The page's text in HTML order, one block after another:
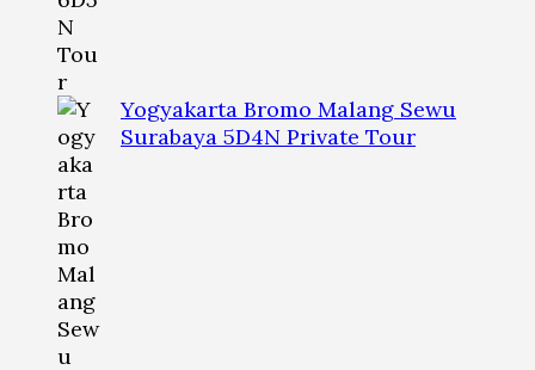
Yogyakarta Bromo Malang Sewu
Surabaya 5D4N Private Tour